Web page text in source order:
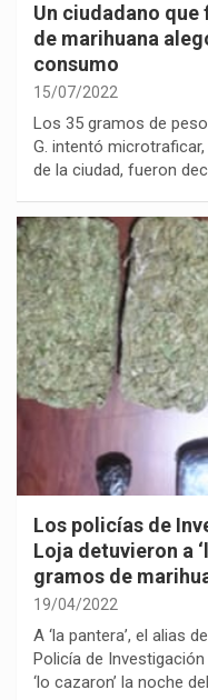
Un ciudadano
de marihuana
consumo
15/07/2022
Los 35 gramos de
G. intentó
de la ciudad, fueron
Los policías de
Loja detuvieron a
gramos de
19/04/2022
A ‘la pantera’, el alias
Policía de
‘lo cazaron’ la noche